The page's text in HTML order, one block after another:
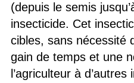
(depuis le semis
insecticide. Cet
cibles, sans nécessité
gain de temps et une
l’agriculteur à